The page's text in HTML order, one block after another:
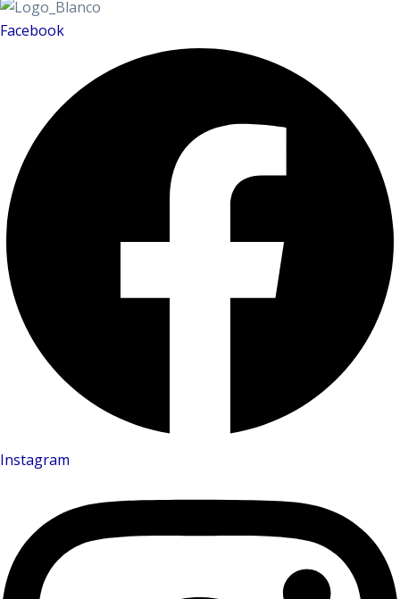
Facebook
Instagram